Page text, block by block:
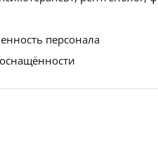
персонала